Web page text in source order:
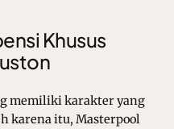
Khusus
memiliki karakter yang
karena itu, Masterpool